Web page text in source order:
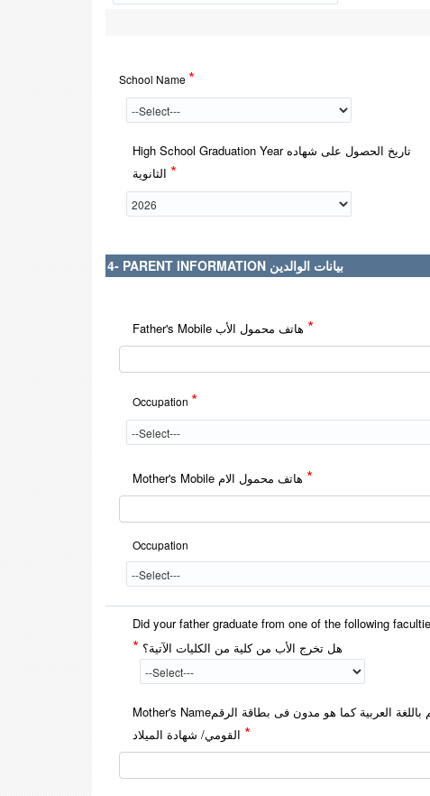
School Name *
High School Graduation Year تاريخ الحصول على شهاده
*
4- PARENT INFORMATION بيانات الوالدين
*
Occupation *
*
Occupation
Did your father graduate from one of the following
هل تخرج الأب من كلية من الكليات الآتية؟ *
Mother's Nameالاسم باللغة العربية كما هو مدون فى بطاقة الرقم
*